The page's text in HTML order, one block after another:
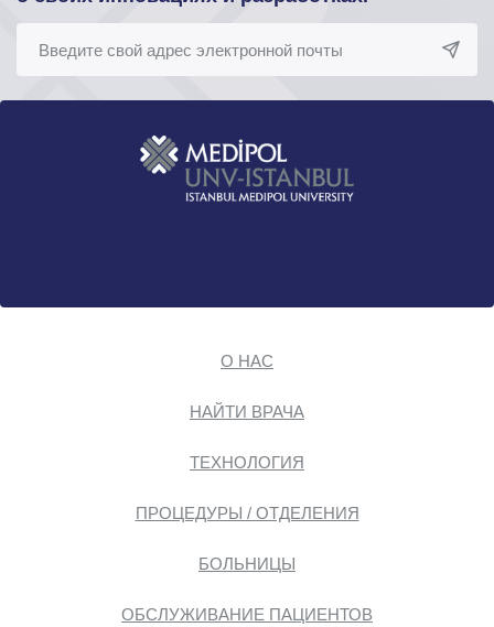
О НАС
НАЙТИ ВРАЧА
ТЕХНОЛОГИЯ
ПРОЦЕДУРЫ / ОТДЕЛЕНИЯ
БОЛЬНИЦЫ
ОБСЛУЖИВАНИЕ ПАЦИЕНТОВ